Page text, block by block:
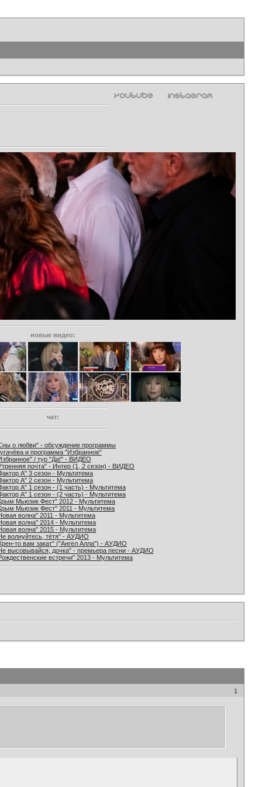
новые видео:
чат:
о любви" - обсуждение программы
и программа "Избранное"
/ тур "Да!" - ВИДЕО
почта" - Интер (1, 2 сезон) - ВИДЕО
А" 3 сезон - Мультитема
А" 2 сезон - Мультитема
А" 1 сезон - (1 часть) - Мультитема
А" 1 сезон - (2 часть) - Мультитема
Мьюзик Фест" 2012 - Мультитема
Мьюзик Фест" 2011 - Мультитема
волна" 2011 - Мультитема
волна" 2014 - Мультитема
волна" 2015 - Мультитема
волнуйтесь, тётя" - АУДИО
то вам закат" ("Ангел Алла") - АУДИО
высовывайся, дочка" - премьера песни - АУДИО
встречи" 2013 - Мультитема
1